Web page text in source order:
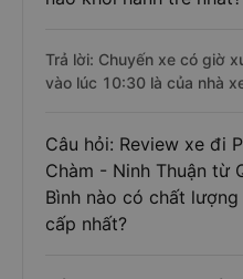
Trả lời: Chuyến xe có giờ
vào lúc 10:30 là của nhà
Câu hỏi: Review xe đi
Chàm - Ninh Thuận từ
Bình nào có chất
cấp nhất?